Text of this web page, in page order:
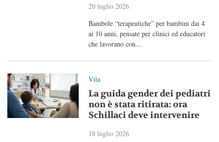
20 luglio 2026
Bambole “terapeutiche” per bambini dai 4
ai 10 anni, pensate per clinici ed educatori
che lavorano con...
Vita
La guida gender dei pediatri
non è stata ritirata: ora
Schillaci deve intervenire
18 luglio 2026